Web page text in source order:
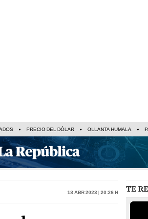
PRECIO DEL DÓLAR OLLANTA HUMALA
18 Abr 2023 | 20:26 h TE